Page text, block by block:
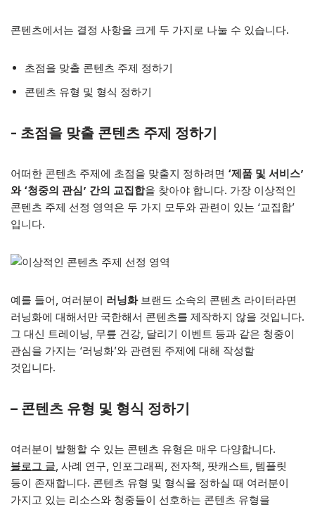
콘텐츠에서는 결정 사항을 크게 두 가지로 나눌 수 있습니다.
​초점을 맞출 콘텐츠 주제 정하기
콘텐츠 유형 및 형식 정하기
​- 초점을 맞출 콘텐츠 주제 정하기
어떠한 콘텐츠 주제에 초점을 맞출지 정하려면 ‘제품 및 서비스’
와 ‘청중의 관심’ 간의 교집합을 찾아야 합니다. 가장 이상적인
콘텐츠 주제 선정 영역은 두 가지 모두와 관련이 있는 ‘교집합’
입니다.
예를 들어, 여러분이 러닝화브랜드 소속의 콘텐츠 라이터라면
러닝화에 대해서만 국한해서 콘텐츠를 제작하지 않을 것입니다.
그 대신 트레이닝, 무릎 건강, 달리기 이벤트 등과 같은 청중이
관심을 가지는 ‘러닝화’와 관련된 주제에 대해 작성할
것입니다.
– 콘텐츠 유형 및 형식 정하기
여러분이 발행할 수 있는 콘텐츠 유형은 매우 다양합니다.
블로그 글, 사례 연구, 인포그래픽, 전자책, 팟캐스트, 템플릿
등이 존재합니다. 콘텐츠 유형 및 형식을 정하실 때 여러분이
가지고 있는 리소스와 청중들이 선호하는 콘텐츠 유형을